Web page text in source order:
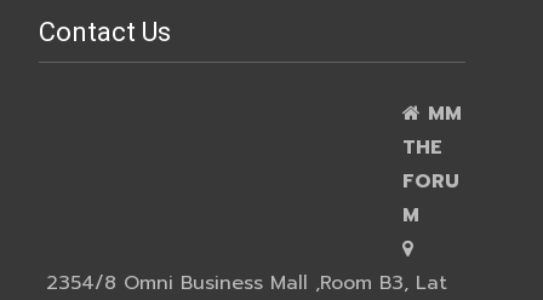
Contact Us
MM
THE
FORU
M
2354/8 Omni Business Mall ,Room B3, Lat